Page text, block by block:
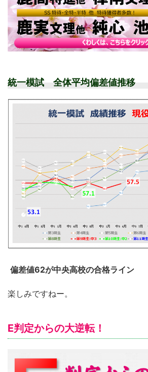
統一模試 全体平均偏差値推移
偏差値62が中央高校の合格ライン
楽しみですねー。
E判定からの大逆転！